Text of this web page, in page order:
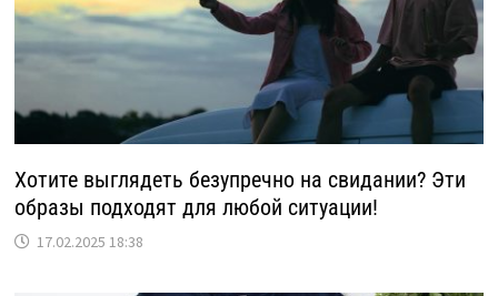
Хотите выглядеть безупречно на свидании? Эти
образы подходят для любой ситуации!
17.02.2025 18:38